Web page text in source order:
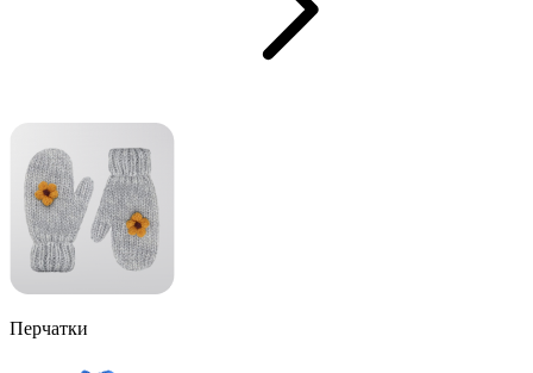
Перчатки